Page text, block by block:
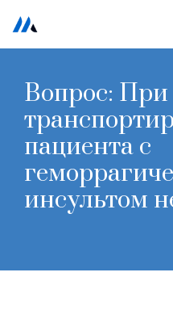
Перейти
содержимому
Вопрос: При
пациента с
инсультом